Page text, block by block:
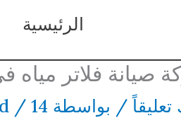
الرئيسية
صيانة فلاتر مياه
/ بواسطة / 14 ديسمبر، 2024